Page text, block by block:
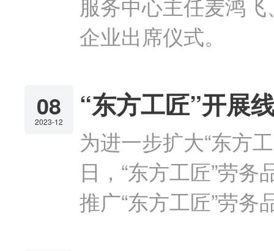
企业出席仪式。
08
2023-12
“东方工匠”开展
为进一步扩大“东方
日，“东方工匠”劳
推广“东方工匠”劳务